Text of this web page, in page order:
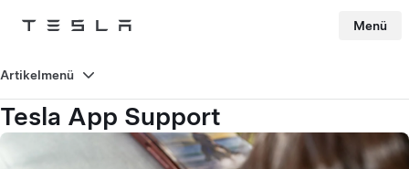
Tesla Menü
Tesla App Support
Artikelmenü